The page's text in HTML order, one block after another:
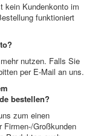
kein Kundenkonto im
funktioniert
nutzen. Falls Sie
per E-Mail an uns.
bestellen?
zum einen
Großkunden